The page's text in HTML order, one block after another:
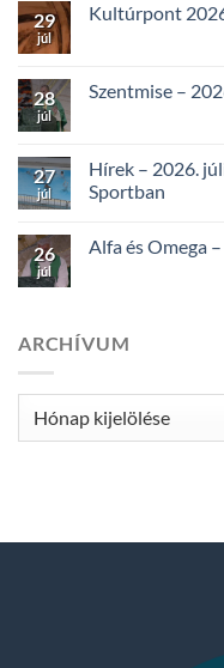
29
júl
Kultúrpont
28
júl
Szentmise –
27
júl
Hírek – 2026.
Sportban
26
júl
Alfa és Omega
ARCHÍVUM
Archívum